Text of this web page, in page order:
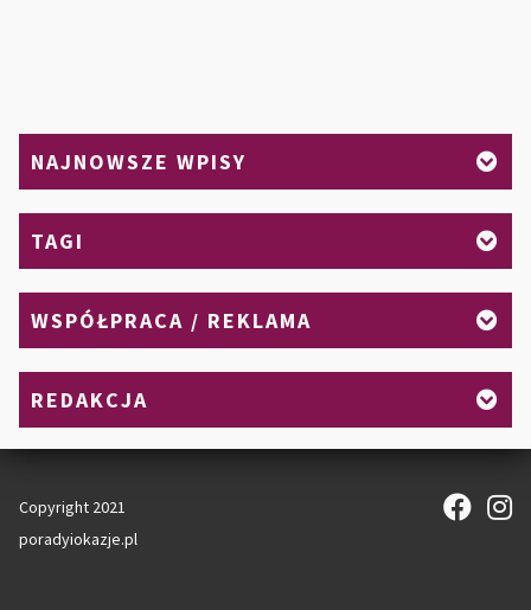
NAJNOWSZE WPISY
TAGI
WSPÓŁPRACA / REKLAMA
REDAKCJA
Copyright 2021
poradyiokazje.pl